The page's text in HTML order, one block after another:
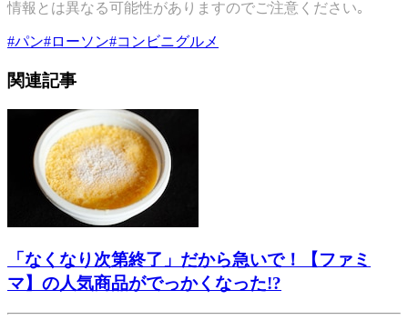
情報とは異なる可能性がありますのでご注意ください｡
#パン#ローソン#コンビニグルメ
関連記事
「なくなり次第終了」だから急いで！【ファミ
マ】の人気商品がでっかくなった!?